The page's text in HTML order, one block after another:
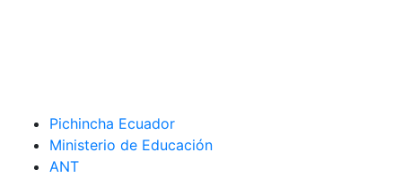
Pichincha Ecuador
Ministerio de Educación
ANT